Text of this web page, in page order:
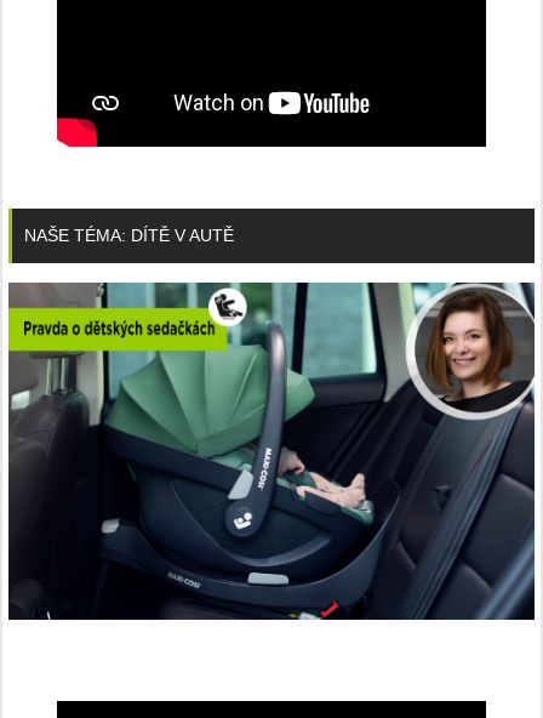
NAŠE TÉMA: DÍTĚ V AUTĚ